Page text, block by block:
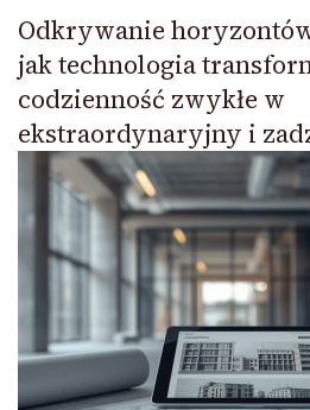
Odkrywanie
jak technologia
codzienność zwykłe w
ekstraordynaryjny i